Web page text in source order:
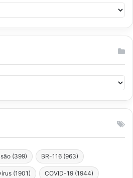
(399) BR-116 (963)
(1901) COVID-19 (1944)